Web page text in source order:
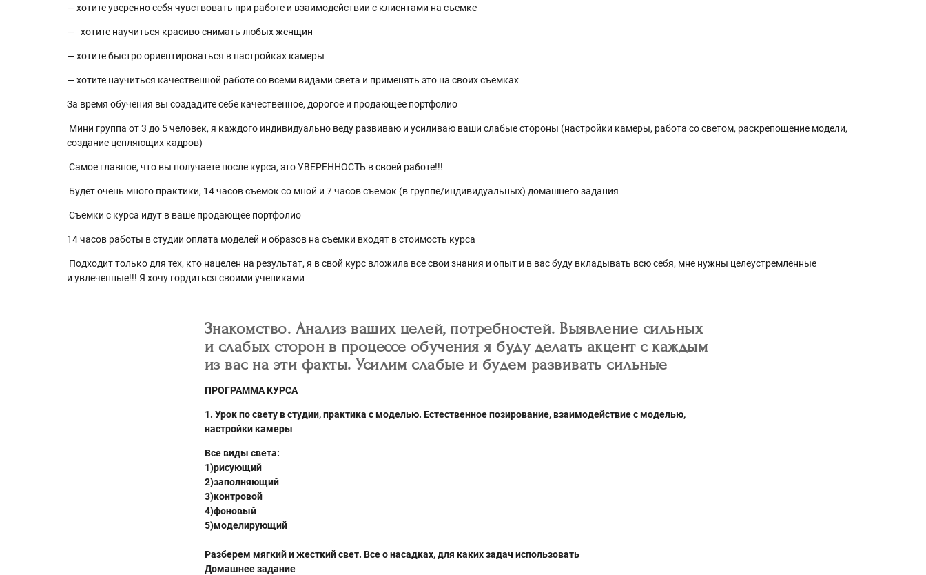
— хотите уверенно себя чувствовать при работе и взаимодействии с клиентами на съемке
— хотите научиться красиво снимать любых женщин
— хотите быстро ориентироваться в настройках камеры
— хотите научиться качественной работе со всеми видами света и применять это на своих съемках
За время обучения вы создадите себе качественное, дорогое и продающее портфолио
Мини группа от 3 до 5 человек, я каждого индивидуально веду развиваю и усиливаю ваши слабые стороны (настройки камеры, работа со светом, раскрепощение модели,
создание цепляющих кадров)
Самое главное, что вы получаете после курса, это УВЕРЕННОСТЬ в своей работе!!!
Будет очень много практики, 14 часов съемок со мной и 7 часов съемок (в группе/индивидуальных) домашнего задания
Съемки с курса идут в ваше продающее портфолио
14 часов работы в студии оплата моделей и образов на съемки входят в стоимость курса
Подходит только для тех, кто нацелен на результат, я в свой курс вложила все свои знания и опыт и в вас буду вкладывать всю себя, мне нужны целеустремленные
и увлеченные!!! Я хочу гордиться своими учениками
Знакомство. Анализ ваших целей, потребностей. Выявление сильных
и слабых сторон в процессе обучения я буду делать акцент с каждым
из вас на эти факты. Усилим слабые и будем развивать сильные
ПРОГРАММА КУРСА
1. Урок по свету в студии, практика с моделью. Естественное позирование, взаимодействие с моделью,
настройки камеры
Все виды света:
1)рисующий
2)заполняющий
3)контровой
4)фоновый
5)моделирующий
Разберем мягкий и жесткий свет. Все о насадках, для каких задач использовать
Домашнее задание